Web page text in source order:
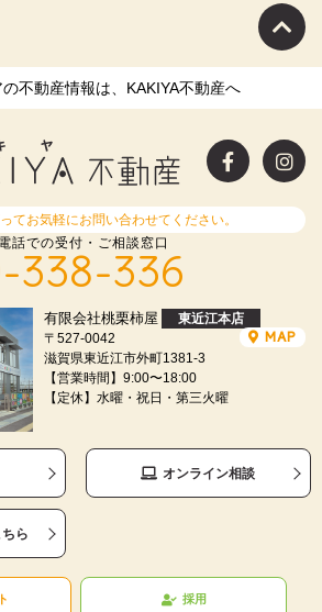
不動産情報は、KAKIYA不動産へ
てお気軽にお問い合わせてください。
話での受付・ご相談窓口
338-336
有限会社桃栗柿屋
東近江本店
〒527-0042
滋賀県東近江市外町1381-3
【営業時間】9:00〜18:00
【定休】水曜・祝日・第三火曜
MAP
オンライン相談
ら
採用